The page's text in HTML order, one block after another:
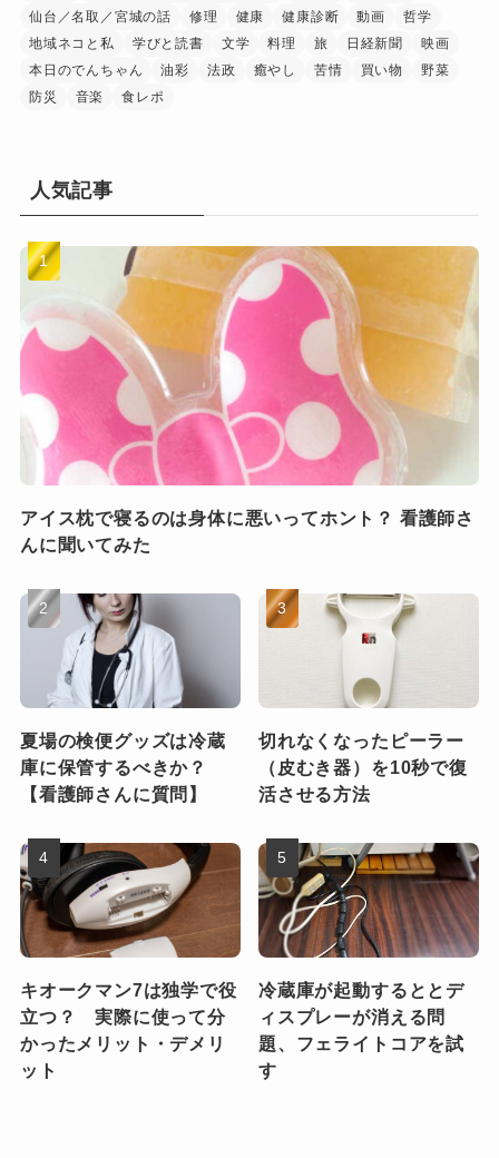
仙台／名取／宮城の話
修理 健康 健康診断 動画
哲学
地域ネコと私
学びと読書 文学 料理 旅 日経新聞
映画
本日のでんちゃん
油彩 法政 癒やし 苦情 買い物
野菜
防災
音楽 食レポ
人気記事
アイス枕で寝るのは身体に悪いってホント？ 看護師さ
んに聞いてみた
夏場の検便グッズは冷蔵
庫に保管するべきか？
【看護師さんに質問】
切れなくなったピーラー
（皮むき器）を10秒で復
活させる方法
キオークマン7は独学で役
立つ？ 実際に使って分
かったメリット・デメリ
ット
冷蔵庫が起動するととデ
ィスプレーが消える問
題、フェライトコアを試
す